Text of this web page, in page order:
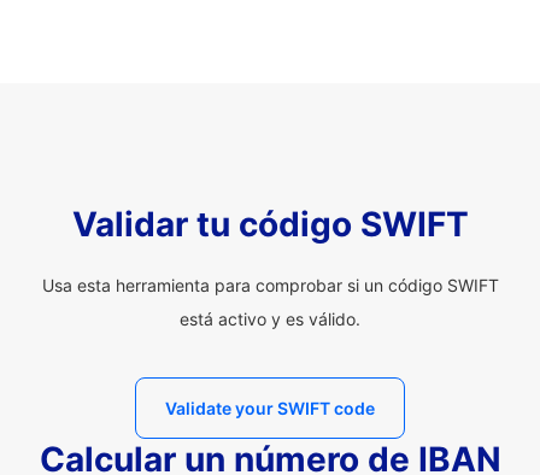
Validar tu código SWIFT
Usa esta herramienta para comprobar si un código SWIFT
está activo y es válido.
Validate your SWIFT code
Calcular un número de IBAN